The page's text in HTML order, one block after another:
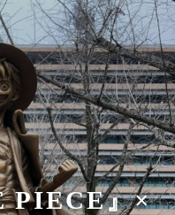
PIECE』×